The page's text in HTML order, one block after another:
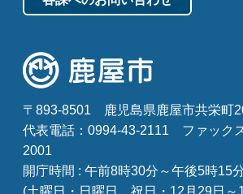
〒893-8501
鹿児島県鹿屋市共栄町
代表電話：0994-43-2111
ファック
2001
開庁時間 : 午前8時30分～午後5時15
(土曜日・日曜日、祝日・12月29日～